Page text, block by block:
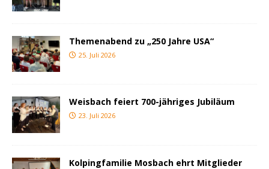
Themenabend zu „250 Jahre USA“
25. Juli 2026
Weisbach feiert 700-jähriges Jubiläum
23. Juli 2026
Kolpingfamilie Mosbach ehrt Mitglieder